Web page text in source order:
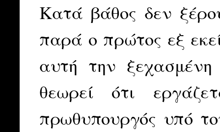
Κατά βάθος δεν
παρά ο πρώτος εξ
αυτή την
θεωρεί ότι
πρωθυπουργός υπό